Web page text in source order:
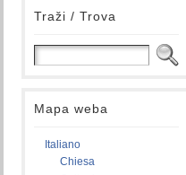
Traži / Trova
Mapa weba
Italiano
Chiesa